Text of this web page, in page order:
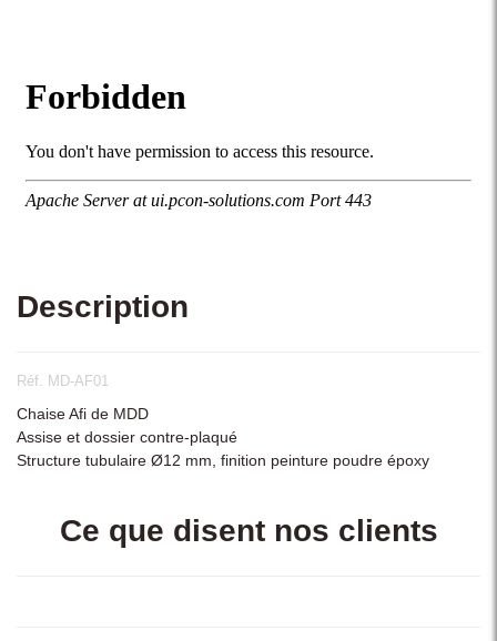
Description
Réf. MD-AF01
Chaise Afi de MDD
Assise et dossier contre-plaqué
Structure tubulaire Ø12 mm, finition peinture poudre époxy
Ce que disent nos clients